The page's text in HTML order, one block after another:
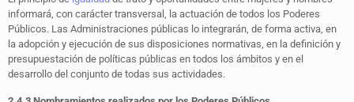
informará, con carácter transversal, la actuación de todos los Poderes
Públicos. Las Administraciones públicas lo integrarán, de forma activa, en
la adopción y ejecución de sus disposiciones normativas, en la definición y
presupuestación de políticas públicas en todos los ámbitos y en el
desarrollo del conjunto de todas sus actividades.